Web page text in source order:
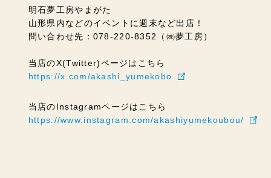
明石夢工房やまがた
山形県内などのイベントに週末など出店！
問い合わせ先：078-220-8352（㈱夢工房）
当店のX(Twitter)ページはこちら
https://x.com/akashi_yumekobo
当店のInstagramページはこちら
https://www.instagram.com/akashiyumekoubou/